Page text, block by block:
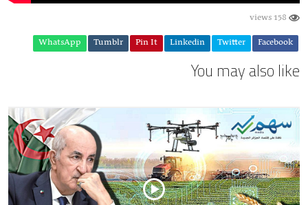
158 views
Facebook
Twitter
Linkedin
Pin It
Tumblr
WhatsApp
You may also like